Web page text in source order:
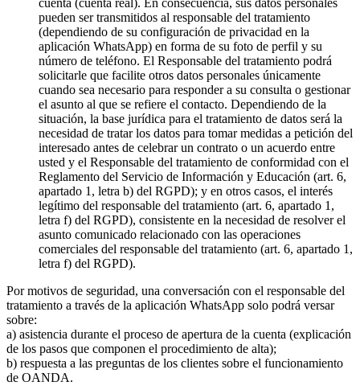
pueden ser transmitidos al responsable del tratamiento
(dependiendo de su configuración de privacidad en la
aplicación WhatsApp) en forma de su foto de perfil y su
número de teléfono. El Responsable del tratamiento podrá
solicitarle que facilite otros datos personales únicamente
cuando sea necesario para responder a su consulta o gestionar
el asunto al que se refiere el contacto. Dependiendo de la
situación, la base jurídica para el tratamiento de datos será la
necesidad de tratar los datos para tomar medidas a petición del
interesado antes de celebrar un contrato o un acuerdo entre
usted y el Responsable del tratamiento de conformidad con el
Reglamento del Servicio de Información y Educación (art. 6,
apartado 1, letra b) del RGPD); y en otros casos, el interés
legítimo del responsable del tratamiento (art. 6, apartado 1,
letra f) del RGPD), consistente en la necesidad de resolver el
asunto comunicado relacionado con las operaciones
comerciales del responsable del tratamiento (art. 6, apartado 1,
letra f) del RGPD).
Por motivos de seguridad, una conversación con el responsable del
tratamiento a través de la aplicación WhatsApp solo podrá versar
sobre:
a) asistencia durante el proceso de apertura de la cuenta (explicación
de los pasos que componen el procedimiento de alta);
b) respuesta a las preguntas de los clientes sobre el funcionamiento
de OANDA.